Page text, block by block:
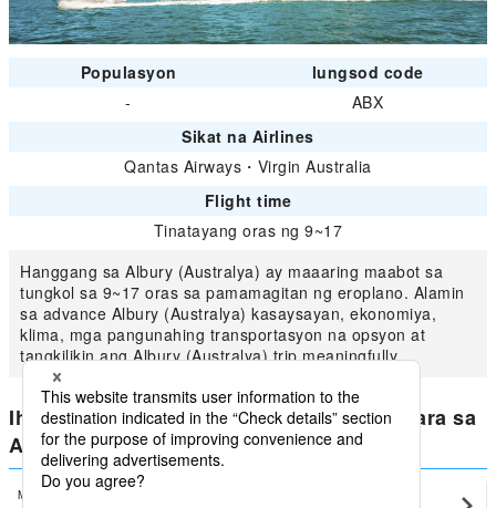
Populasyon
lungsod code
-
ABX
Sikat na Airlines
Qantas Airways ・ Virgin Australia
Flight time
Tinatayang oras ng 9~17
Hanggang sa Albury (Australya) ay maaaring maabot sa
tungkol sa 9~17 oras sa pamamagitan ng eroplano. Alamin
sa advance Albury (Australya) kasaysayan, ekonomiya,
klima, mga pangunahing transportasyon na opsyon at
tangkilikin ang Albury (Australya) trip meaningfully.
Ihambing ang pinakamababang presyo para sa
Albury (Australya)
Manila (Ninoy Aquino)